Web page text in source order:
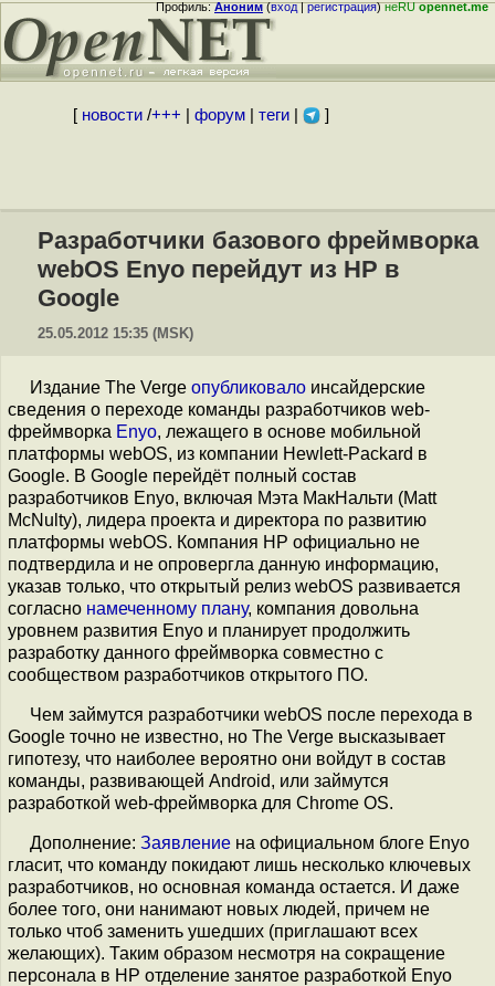
Профиль:Аноним(вход|регистрация)неRUopennet.me
[ новости/+++ форум| теги| ]
Разработчики базового фреймворка
webOS Enyo перейдут из HP в
Google
25.05.2012 15:35 (MSK)
Издание The Verge опубликовало инсайдерские
сведения о переходе команды разработчиков web-
фреймворка Enyo, лежащего в основе мобильной
платформы webOS, из компании Hewlett-Packard в
Google. В Google перейдёт полный состав
разработчиков Enyo, включая Мэта МакНальти (Matt
McNulty), лидера проекта и директора по развитию
платформы webOS. Компания HP официально не
подтвердила и не опровергла данную информацию,
указав только, что открытый релиз webOS развивается
согласно намеченному плану, компания довольна
уровнем развития Enyo и планирует продолжить
разработку данного фреймворка совместно с
сообществом разработчиков открытого ПО.
Чем займутся разработчики webOS после перехода в
Google точно не известно, но The Verge высказывает
гипотезу, что наиболее вероятно они войдут в состав
команды, развивающей Android, или займутся
разработкой web-фреймворка для Chrome OS.
Дополнение: Заявление на официальном блоге Enyo
гласит, что команду покидают лишь несколько ключевых
разработчиков, но основная команда остается. И даже
более того, они нанимают новых людей, причем не
только чтоб заменить ушедших (приглашают всех
желающих). Таким образом несмотря на сокращение
персонала в HP отделение занятое разработкой Enyo